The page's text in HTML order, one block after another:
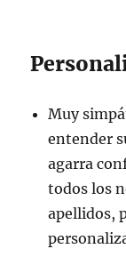
Muy
entender
agarra
todos los
apellidos,